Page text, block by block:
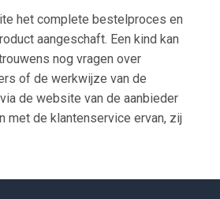
het complete bestelproces en
aangeschaft. Een kind kan
nog vragen over
of de werkwijze van de
de website van de aanbieder
met de klantenservice ervan, zij